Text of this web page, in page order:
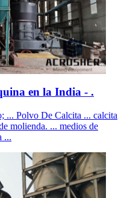
en la India - .
... Polvo De Calcita ... calcita
molienda. ... medios de
...